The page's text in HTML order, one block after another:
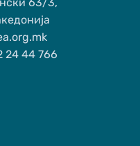
63/3,
24 44 766